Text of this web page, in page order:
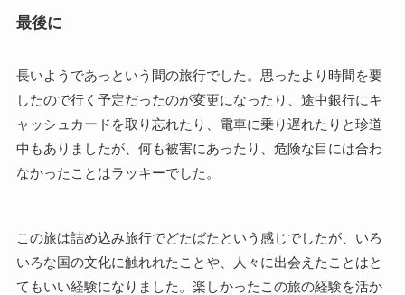
最後に
長いようであっという間の旅行でした。思ったより時間を要
したので行く予定だったのが変更になったり、途中銀行にキ
ャッシュカードを取り忘れたり、電車に乗り遅れたりと珍道
中もありましたが、何も被害にあったり、危険な目には合わ
なかったことはラッキーでした。
この旅は詰め込み旅行でどたばたという感じでしたが、いろ
いろな国の文化に触れれたことや、人々に出会えたことはと
てもいい経験になりました。楽しかったこの旅の経験を活か